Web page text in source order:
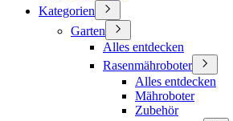
Kategorien
Garten
Alles entdecken
Rasenmähroboter
Alles entdecken
Mähroboter
Zubehör